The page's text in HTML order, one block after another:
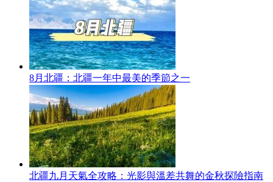
8月北疆：北疆一年中最美的季節之一
北疆九月天氣全攻略：光影與溫差共舞的金秋探險指南